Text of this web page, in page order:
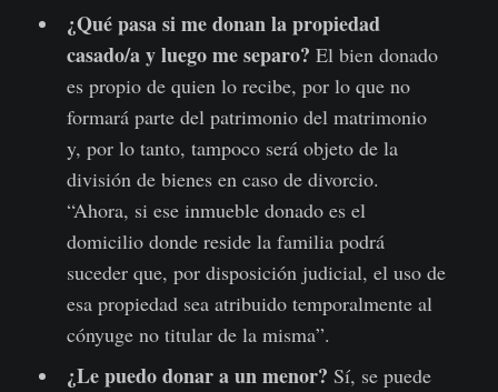
¿Qué pasa si me donan la propiedad
casado/a y luego me separo? El bien donado
es propio de quien lo recibe, por lo que no
formará parte del patrimonio del matrimonio
y, por lo tanto, tampoco será objeto de la
división de bienes en caso de divorcio.
“Ahora, si ese inmueble donado es el
domicilio donde reside la familia podrá
suceder que, por disposición judicial, el uso de
esa propiedad sea atribuido temporalmente al
cónyuge no titular de la misma”.
¿Le puedo donar a un menor? Sí, se puede